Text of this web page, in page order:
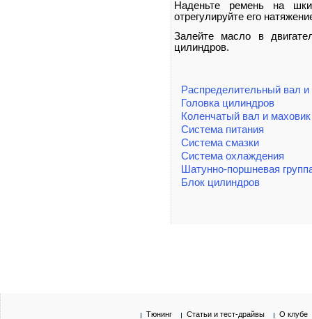
Наденьте ремень на
отрегулируйте его
Залейте масло в
цилиндров.
Распределительный вал и
Головка цилиндров
Коленчатый вал и маховик
Система питания
Система смазки
Система охлаждения
Шатунно-поршневая
Блок цилиндров
Тюнинг Статьи и тест-драйвы О клубе